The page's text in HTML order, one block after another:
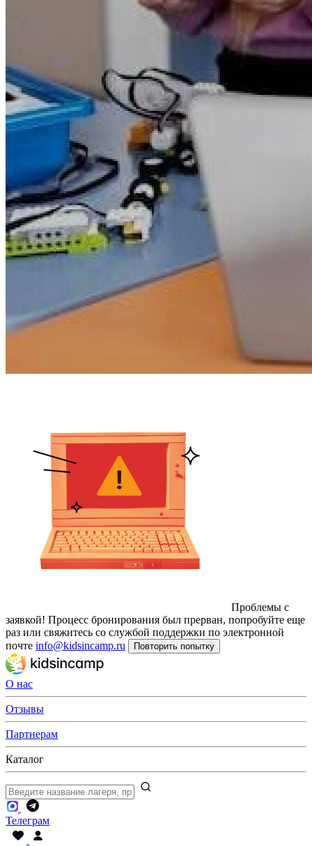
Проблемы с
заявкой! Процесс бронирования был прерван, попробуйте еще
раз или свяжитесь со службой поддержки по электронной
почте info@kidsincamp.ru Повторить попытку
О нас
Отзывы
Партнерам
Каталог
Телеграм